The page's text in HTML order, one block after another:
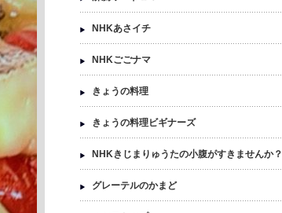
NHKあさイチ
NHKごごナマ
きょうの料理
きょうの料理ビギナーズ
NHKきじまりゅうたの小腹がすきませんか？
グレーテルのかまど